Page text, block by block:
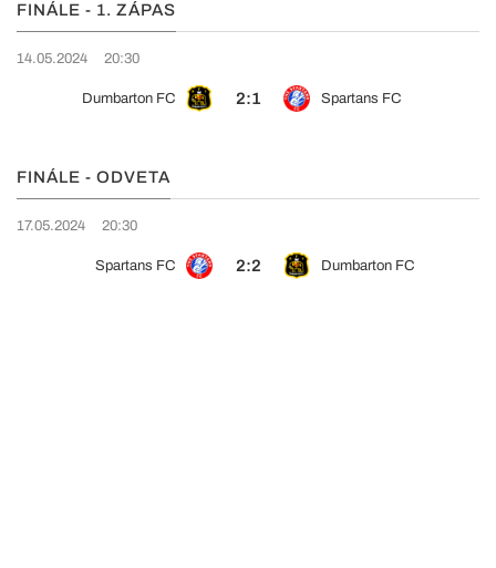
FINÁLE - 1. ZÁPAS
14.05.2024 20:30
Dumbarton FC 2:1 Spartans FC
FINÁLE - ODVETA
17.05.2024 20:30
Spartans FC 2:2 Dumbarton FC